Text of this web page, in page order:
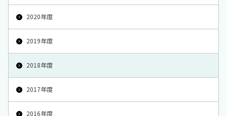
2020年度
2019年度
2018年度
2017年度
2016年度